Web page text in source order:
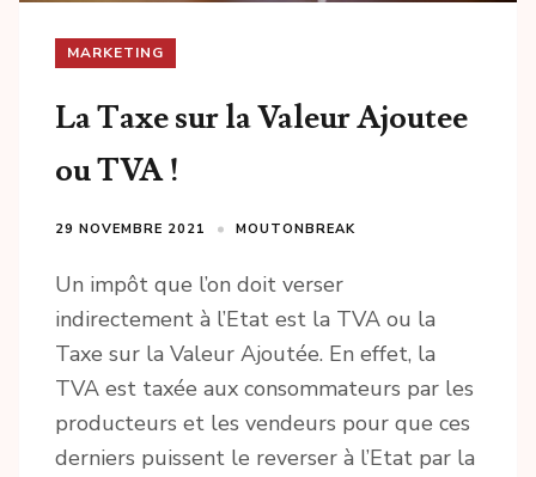
MARKETING
La Taxe sur la Valeur Ajoutee
ou TVA !
29 NOVEMBRE 2021 MOUTONBREAK
Un impôt que l’on doit verser
indirectement à l’Etat est la TVA ou la
Taxe sur la Valeur Ajoutée. En effet, la
TVA est taxée aux consommateurs par les
producteurs et les vendeurs pour que ces
derniers puissent le reverser à l’Etat par la